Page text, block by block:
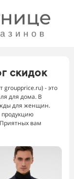
скидок
groupprice.ru) - это
для дома. В
для женщин.
продукцию
вам